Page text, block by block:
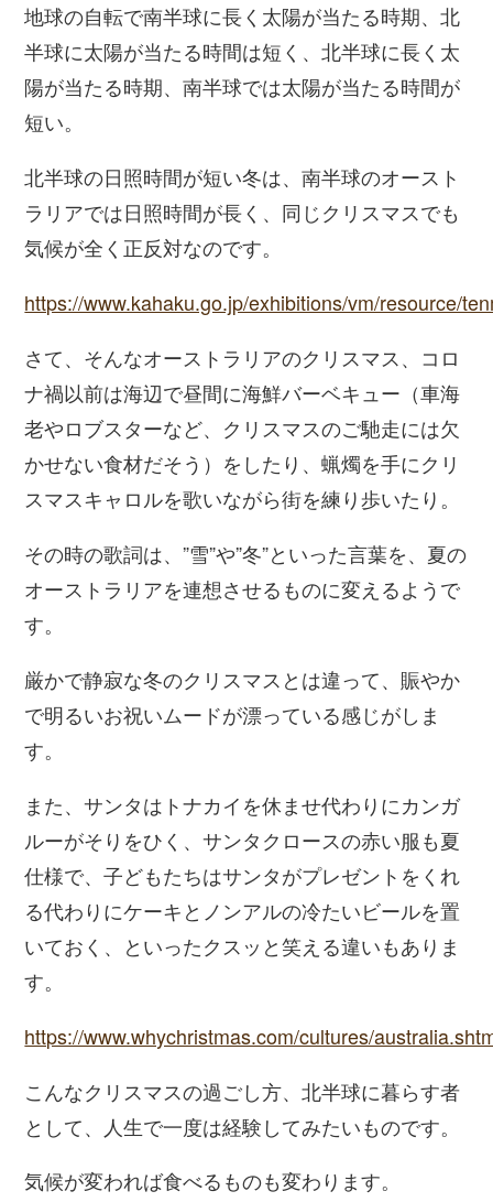
地球の自転で南半球に長く太陽が当たる時期、北
半球に太陽が当たる時間は短く、北半球に長く太
陽が当たる時期、南半球では太陽が当たる時間が
短い。
北半球の日照時間が短い冬は、南半球のオースト
ラリアでは日照時間が長く、同じクリスマスでも
気候が全く正反対なのです。
https://www.kahaku.go.jp/exhibitions/vm/resource/
さて、そんなオーストラリアのクリスマス、コロ
ナ禍以前は海辺で昼間に海鮮バーベキュー（車海
老やロブスターなど、クリスマスのご馳走には欠
かせない食材だそう）をしたり、蝋燭を手にクリ
スマスキャロルを歌いながら街を練り歩いたり。
その時の歌詞は、”雪”や”冬”といった言葉を、夏の
オーストラリアを連想させるものに変えるようで
す。
厳かで静寂な冬のクリスマスとは違って、賑やか
で明るいお祝いムードが漂っている感じがしま
す。
また、サンタはトナカイを休ませ代わりにカンガ
ルーがそりをひく、サンタクロースの赤い服も夏
仕様で、子どもたちはサンタがプレゼントをくれ
る代わりにケーキとノンアルの冷たいビールを置
いておく、といったクスッと笑える違いもありま
す。
https://www.whychristmas.com/cultures/
こんなクリスマスの過ごし方、北半球に暮らす者
として、人生で一度は経験してみたいものです。
気候が変われば食べるものも変わります。